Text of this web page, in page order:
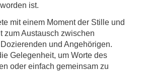
ist.
mit einem Moment der Stille und
zum Austausch zwischen
und Angehörigen.
Gelegenheit, um Worte des
oder einfach gemeinsam zu